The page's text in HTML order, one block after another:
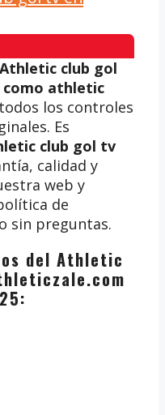
Athletic club gol
athletic
los controles
Es
club gol tv
calidad y
web y
de
sin preguntas.
del Athletic